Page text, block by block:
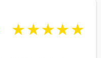
★★★★★